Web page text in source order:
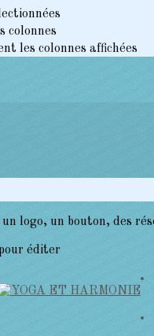
colonnes
les colonnes affichées
logo, un bouton, des
éditer